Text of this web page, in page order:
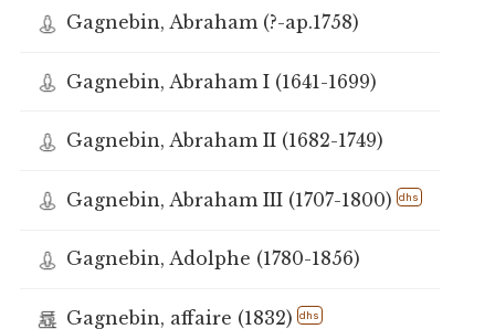
Gagnebin, Abraham (?-ap.1758)
Gagnebin, Abraham I (1641-1699)
Gagnebin, Abraham II (1682-1749)
Gagnebin, Abraham III (1707-1800) dhs
Gagnebin, Adolphe (1780-1856)
Gagnebin, affaire (1832) dhs